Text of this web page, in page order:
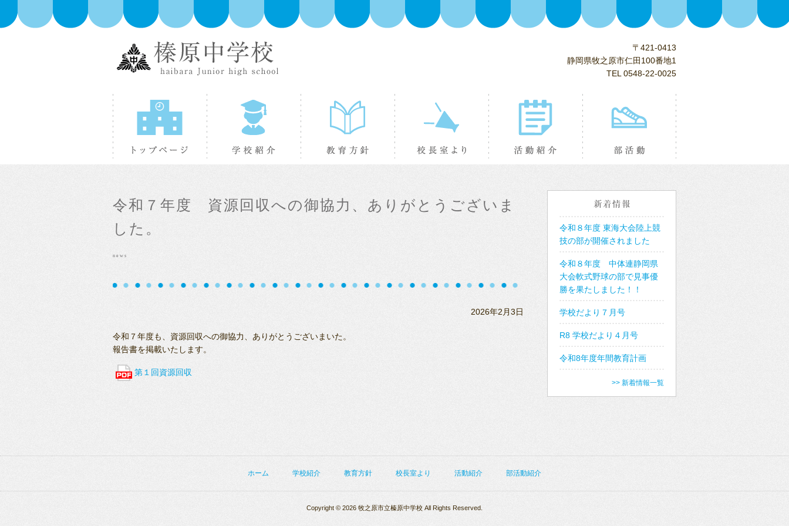
〒421-0413
静岡県牧之原市仁田100番地1
TEL 0548-22-0025
トップページ 学校紹介 教育方針 校長室より 活動紹介 部活動紹介
令和７年度 資源回収への御協力、ありがとうございま
した。
news
2026年2月3日
令和７年度も、資源回収への御協力、ありがとうございまいた。
報告書を掲載いたします。
第１回資源回収
令和８年度 東海大会陸上競
技の部が開催されました
令和８年度 中体連静岡県
大会軟式野球の部で見事優
勝を果たしました！！
学校だより７月号
R8 学校だより４月号
令和8年度年間教育計画
>> 新着情報一覧
ホーム 学校紹介 教育方針 校長室より 活動紹介 部活動紹介
Copyright © 2026 牧之原市立榛原中学校 All Rights Reserved.